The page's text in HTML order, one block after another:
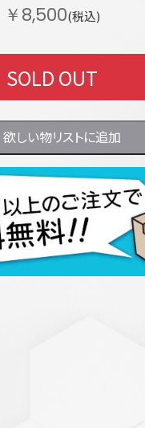
￥8,500(税込)
SOLD OUT
欲しい物リストに追加